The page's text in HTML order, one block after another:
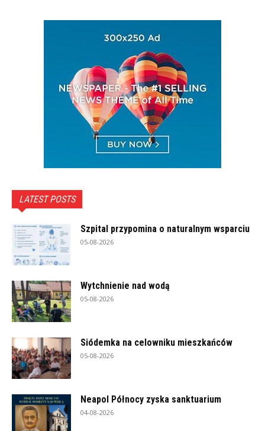
LATEST POSTS
Szpital przypomina o naturalnym wsparciu
05-08-2026
Wytchnienie nad wodą
05-08-2026
Siódemka na celowniku mieszkańców
05-08-2026
Neapol Północy zyska sanktuarium
04-08-2026